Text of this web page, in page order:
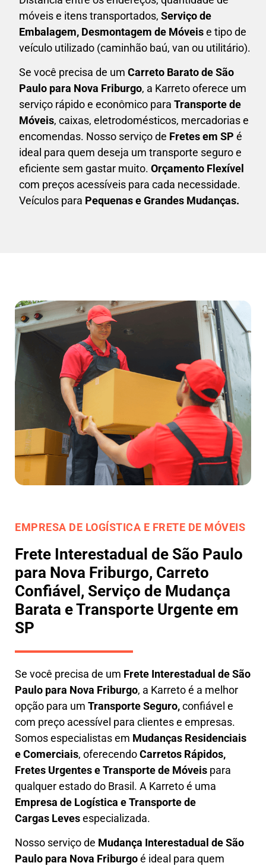
móveis e itens transportados, Serviço de
Embalagem, Desmontagem de Móveise tipo de
veículo utilizado (caminhão baú, van ou utilitário).
Se você precisa de um Carreto Baratode São
Paulo para Nova Friburgo, a Karreto oferece um
serviço rápido e econômico para Transporte de
Móveis, caixas, eletrodomésticos, mercadorias e
encomendas. Nosso serviço de Fretes em SP é
ideal para quem deseja um transporte seguro e
eficiente sem gastar muito. Orçamento Flexível
com preços acessíveis para cada necessidade.
Veículos para Pequenas e Grandes Mudanças.
EMPRESA DE LOGÍSTICA E FRETE DE MÓVEIS
Frete Interestadual de São Paulo
para Nova Friburgo, Carreto
Confiável, Serviço de Mudança
Barata e Transporte Urgente em
SP
Se você precisa de um Frete Interestadual de São
Paulo para Nova Friburgo, a Karreto é a melhor
opção para um Transporte Seguro,confiável e
com preço acessível para clientes e empresas.
Somos especialistas em Mudanças Residenciais
e Comerciais, oferecendoCarretos Rápidos,
Fretes Urgentes e Transporte de Móveis para
qualquer estado do Brasil. A Karretoé uma
Empresa de Logística e Transporte de
Cargas Levesespecializada.
Nosso serviço de Mudança Interestadual de São
Paulo para Nova Friburgoé ideal para quem